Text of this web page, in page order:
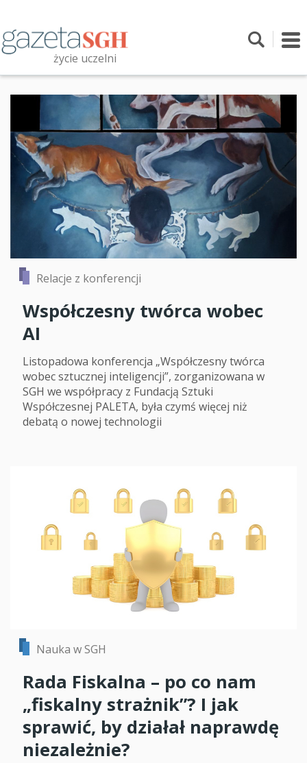
treści
życie uczelni
Relacje z konferencji
Współczesny twórca wobec
AI
Listopadowa konferencja „Współczesny twórca
wobec sztucznej inteligencji”, zorganizowana w
SGH we współpracy z Fundacją Sztuki
Współczesnej PALETA, była czymś więcej niż
debatą o nowej technologii
Nauka w SGH
Rada Fiskalna – po co nam
„fiskalny strażnik”? I jak
sprawić, by działał naprawdę
niezależnie?